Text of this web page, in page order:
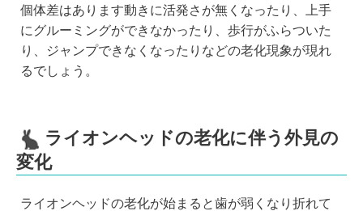
個体差はあります動きに活発さが無くなったり、上手
にグルーミングができなかったり、歩行がふらついた
り、ジャンプできなくなったりなどの老化現象が現れ
るでしょう。
ライオンヘッドの老化に伴う外見の
変化
ライオンヘッドの老化が始まると歯が弱くなり折れて